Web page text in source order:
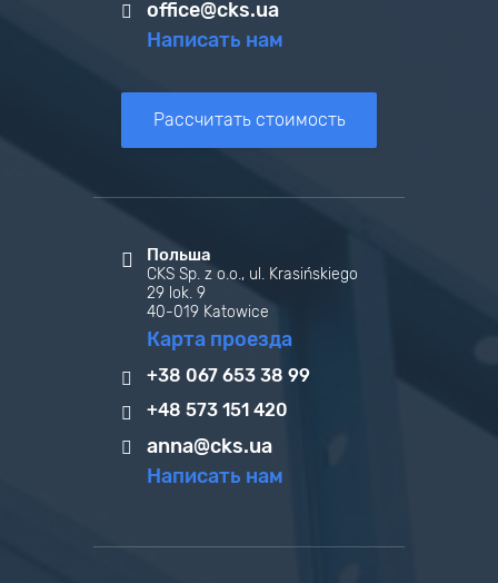
+38 056 790 77 17
office@cks.ua
Польша
CKS Sp. z o.o., ul. Krasińskiego
29 lok. 9
40-019 Katowice
Карта проезда
+38 067 653 38 99
+48 573 151 420
anna@cks.ua